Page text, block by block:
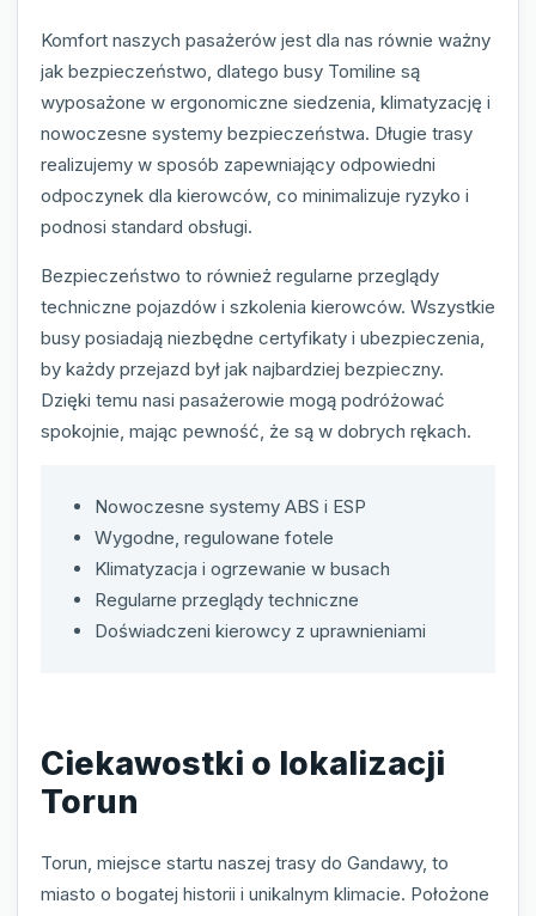
Komfort naszych pasażerów jest dla nas równie ważny
jak bezpieczeństwo, dlatego busy Tomiline są
wyposażone w ergonomiczne siedzenia, klimatyzację i
nowoczesne systemy bezpieczeństwa. Długie trasy
realizujemy w sposób zapewniający odpowiedni
odpoczynek dla kierowców, co minimalizuje ryzyko i
podnosi standard obsługi.
Bezpieczeństwo to również regularne przeglądy
techniczne pojazdów i szkolenia kierowców. Wszystkie
busy posiadają niezbędne certyfikaty i ubezpieczenia,
by każdy przejazd był jak najbardziej bezpieczny.
Dzięki temu nasi pasażerowie mogą podróżować
spokojnie, mając pewność, że są w dobrych rękach.
Nowoczesne systemy ABS i ESP
Wygodne, regulowane fotele
Klimatyzacja i ogrzewanie w busach
Regularne przeglądy techniczne
Doświadczeni kierowcy z uprawnieniami
Ciekawostki o lokalizacji
Torun
Torun, miejsce startu naszej trasy do Gandawy, to
miasto o bogatej historii i unikalnym klimacie. Położone